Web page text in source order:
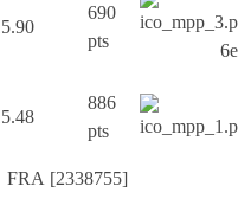
690
pts
6e
886
pts
FRA [2338755]